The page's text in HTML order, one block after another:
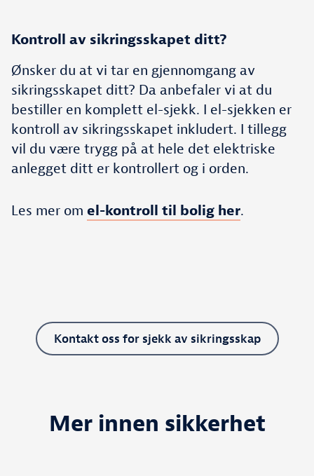
Kontroll av sikringsskapet ditt?
Ønsker du at vi tar en gjennomgang av
sikringsskapet ditt? Da anbefaler vi at du
bestiller en komplett el-sjekk. I el-sjekken er
kontroll av sikringsskapet inkludert. I tillegg
vil du være trygg på at hele det elektriske
anlegget ditt er kontrollert og i orden.
Les mer om el-kontroll til bolig her.
Kontakt oss for sjekk av sikringsskap
Mer innen sikkerhet